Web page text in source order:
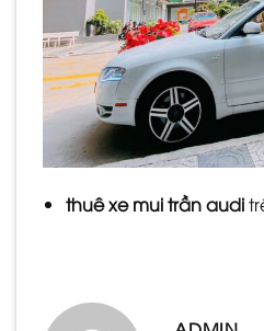
thuê xe mui trần audi